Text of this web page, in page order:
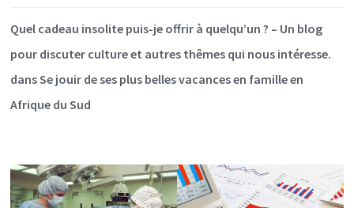
Quel cadeau insolite puis-je offrir à quelqu’un ? – Un blog
pour discuter culture et autres thêmes qui nous intéresse.
dansSe jouir de ses plus belles vacances en famille en
Afrique du Sud